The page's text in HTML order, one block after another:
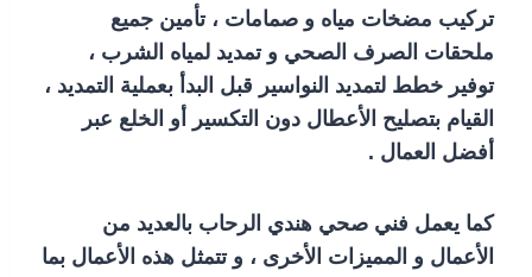
تركيب مضخات مياه و صمامات ، تأمين جميع
ملحقات الصرف الصحي و تمديد لمياه الشرب ،
توفير خطط لتمديد النواسير قبل البدأ بعملية التمديد ،
القيام بتصليح الأعطال دون التكسير أو الخلع عبر
أفضل العمال .
كما يعمل فني صحي هندي الرحاب بالعديد من
الأعمال و المميزات الأخرى ، و تتمثل هذه الأعمال بما